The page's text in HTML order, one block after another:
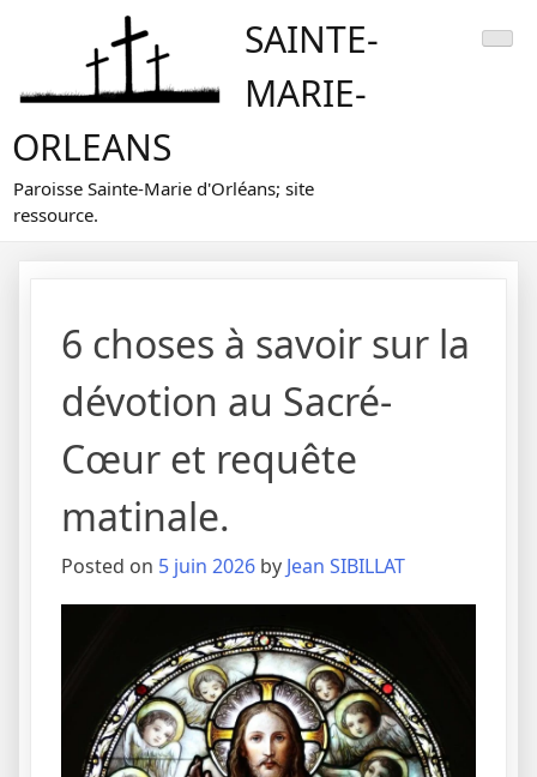
SAINTE-
MARIE-
ORLEANS
Paroisse Sainte-Marie d'Orléans; site
ressource.
6 choses à savoir sur la
dévotion au Sacré-
Cœur et requête
matinale.
Posted on 5 juin 2026 by Jean SIBILLAT